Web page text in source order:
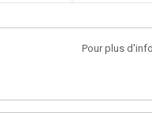
Pour plus